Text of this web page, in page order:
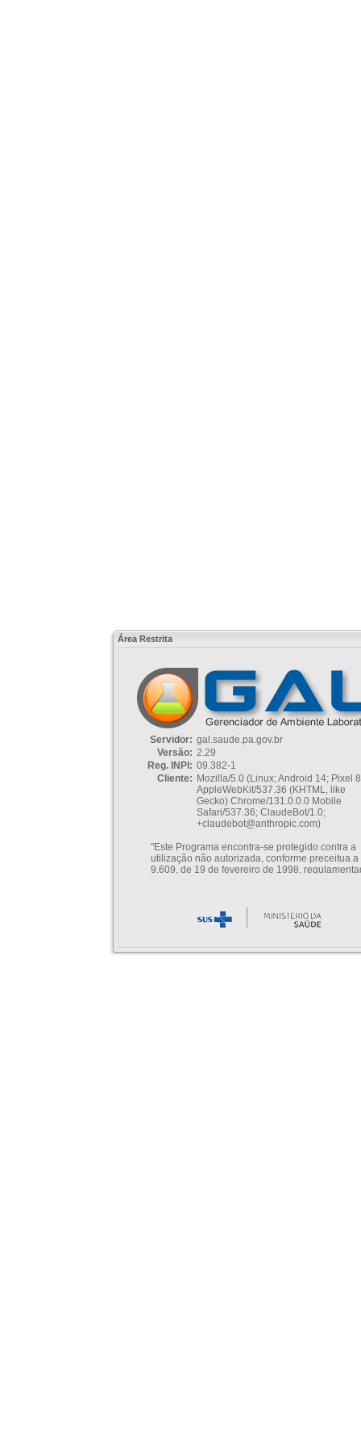
Área Restrita
Servidor: gal.saude.pa.gov.br
Versão: 2.29
Reg. INPI: 09.382-1
Cliente: Mozilla/5.0 (Linux; Android 14; Pixel
AppleWebKit/537.36 (KHTML, like
Gecko) Chrome/131.0.0.0 Mobile
Safari/537.36; ClaudeBot/1.0;
+claudebot@anthropic.com)
"Este Programa encontra-se protegido contra a
utilização não autorizada, conforme preceitua a
9.609, de 19 de fevereiro de 1998,
da Propriedade Industrial – INPI (Decreto nº
art. 1º) sob o nº 09.382-1, ficando os infratores
diplomas legais."